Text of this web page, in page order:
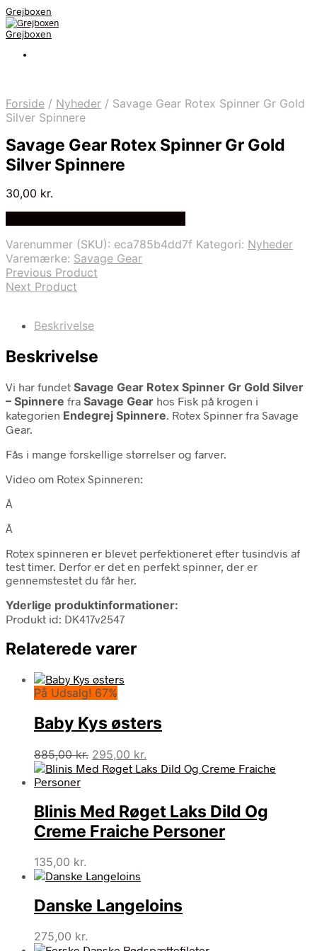
Grejboxen
Grejboxen
Forside / Nyheder / Savage Gear Rotex Spinner Gr Gold
Silver Spinnere
Savage Gear Rotex Spinner Gr Gold
Silver Spinnere
30,00 kr.
Varenummer (SKU): eca785b4dd7f Kategori: Nyheder
Varemærke: Savage Gear
Previous Product
Next Product
Beskrivelse
Beskrivelse
Vi har fundet Savage Gear Rotex Spinner Gr Gold Silver
– Spinnere fra Savage Gear hos Fisk på krogen i
kategorien Endegrej Spinnere. Rotex Spinner fra Savage
Gear.
Fås i mange forskellige størrelser og farver.
Video om Rotex Spinneren:
Â
Â
Rotex spinneren er blevet perfektioneret efter tusindvis af
test timer. Derfor er det en perfekt spinner, der er
gennemstestet du får her.
Yderlige produktinformationer:
Produkt id: DK417v2547
Relaterede varer
På Udsalg! 67%
Baby Kys østers
885,00kr. Den
oprindelige
885,00 kr..
295,00 kr.
aktuelle
295,00 kr..
Blinis Med Røget Laks Dild Og
Creme Fraiche Personer
135,00 kr.
Danske Langeloins
275,00 kr.